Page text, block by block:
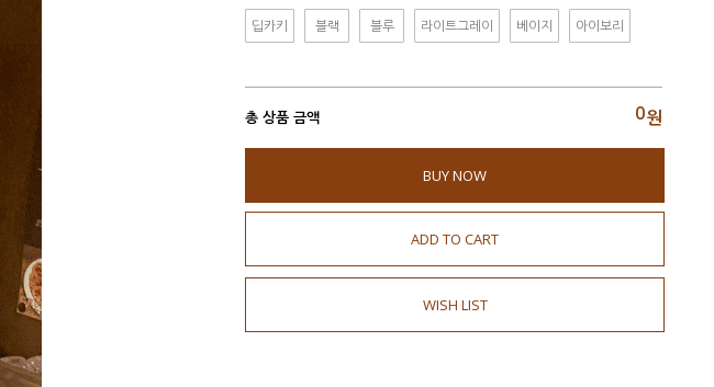
딥카키
블랙 블루 라이트그레이 베이지 아이보리
총 상품 금액 0원
BUY NOW
ADD TO CART
WISH LIST